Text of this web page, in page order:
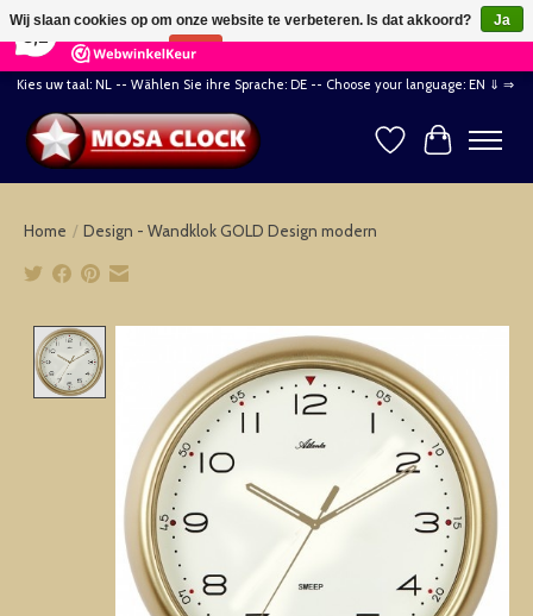
164 Reviews ×
Kies uw taal: NL -- Wählen Sie ihre Sprache: DE -- Choose your language: EN ⇓ ⇒
Verlanglijst
Home / Design - Wandklok GOLD Design modern
Product image slideshow Items
Wij slaan cookies op om onze website te verbeteren. Is dat akkoord?
Ja
Nee